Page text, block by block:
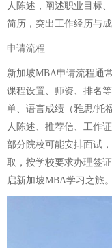
人陈述，阐述职业目标
简历，突出工作经历与
申请流程
新加坡MBA申请流程通
课程设置、师资、排名
单、语言成绩（雅思/托
人陈述、推荐信、工作
部分院校可能安排面试
取，按学校要求办理签
启新加坡MBA学习之旅。